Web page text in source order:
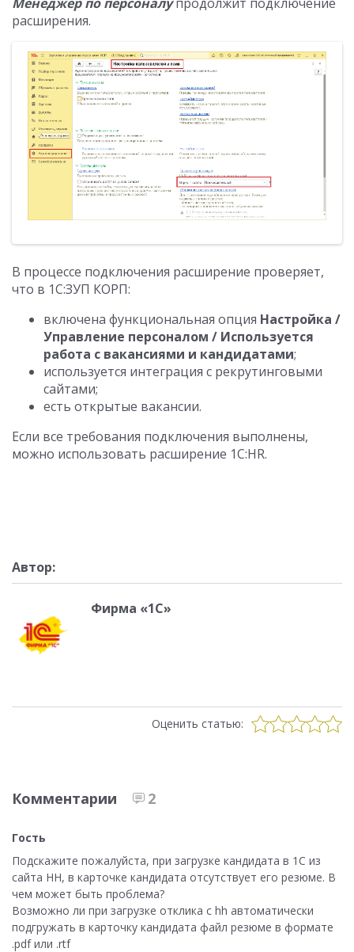
расширения.
В процессе подключения расширение проверяет,
что в 1С:ЗУП КОРП:
включена функциональная опция Настройка /
Управление персоналом / Используется
работа с вакансиями и кандидатами;
используется интеграция с рекрутинговыми
сайтами;
есть открытые вакансии.
Если все требования подключения выполнены,
можно использовать расширение 1С:HR.
Автор:
Фирма «1С»
Оценить статью:
Комментарии 2
Гость
Подскажите пожалуйста, при загрузке кандидата в 1С из
сайта HH, в карточке кандидата отсутствует его резюме. В
чем может быть проблема?
Возможно ли при загрузке отклика с hh автоматически
подгружать в карточку кандидата файл резюме в формате
.pdf или .rtf